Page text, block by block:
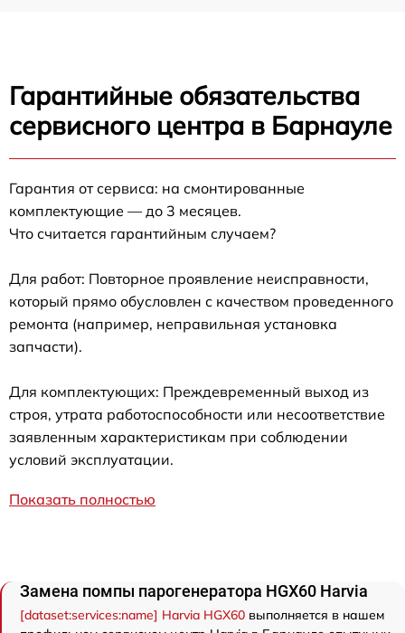
Гарантийные обязательства
сервисного центра в Барнауле
Гарантия от сервиса: на смонтированные
комплектующие — до 3 месяцев.
Что считается гарантийным случаем?
Для работ: Повторное проявление неисправности,
который прямо обусловлен с качеством проведенного
ремонта (например, неправильная установка
запчасти).
Для комплектующих: Преждевременный выход из
строя, утрата работоспособности или несоответствие
заявленным характеристикам при соблюдении
условий эксплуатации.
Показать полностью
Замена помпы парогенератора HGX60 Harvia
[dataset:services:name] Harvia HGX60 выполняется в нашем